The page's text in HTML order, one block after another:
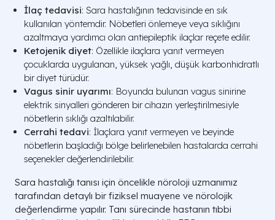
İlaç tedavisi: Sara hastalığının tedavisinde en sık
kullanılan yöntemdir. Nöbetleri önlemeye veya sıklığını
azaltmaya yardımcı olan antiepileptik ilaçlar reçete edilir.
Ketojenik diyet: Özellikle ilaçlara yanıt vermeyen
çocuklarda uygulanan, yüksek yağlı, düşük karbonhidratlı
bir diyet türüdür.
Vagus sinir uyarımı: Boyunda bulunan vagus sinirine
elektrik sinyalleri gönderen bir cihazın yerleştirilmesiyle
nöbetlerin sıklığı azaltılabilir.
Cerrahi tedavi: İlaçlara yanıt vermeyen ve beyinde
nöbetlerin başladığı bölge belirlenebilen hastalarda cerrahi
seçenekler değerlendirilebilir.
Sara hastalığı tanısı için öncelikle nöroloji uzmanımız
tarafından detaylı bir fiziksel muayene ve nörolojik
değerlendirme yapılır. Tanı sürecinde hastanın tıbbi